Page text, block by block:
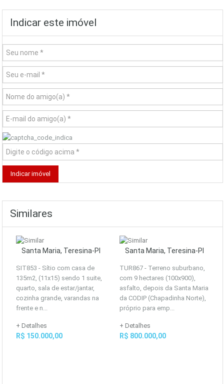
Indicar este imóvel
Similares
Santa Maria, Teresina-PI
SIT853 - Sítio com casa de
135m2, (11x15) sendo 1 suite,
quarto, sala de estar/jantar,
cozinha grande, varandas na
frente e n...
+ Detalhes
R$ 150.000,00
Santa Maria, Teresina-PI
TUR867 - Terreno suburbano,
com 9 hectares (100x900),
asfalto, depois da Santa Maria
da CODIP (Chapadinha Norte),
próprio para emp...
+ Detalhes
R$ 800.000,00